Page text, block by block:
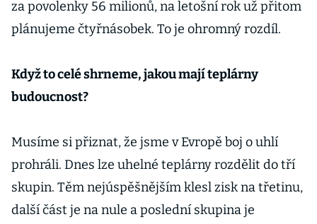
za povolenky 56 milionů, na letošní rok už přitom
plánujeme čtyřnásobek. To je ohromný rozdíl.
Když to celé shrneme, jakou mají teplárny
budoucnost?
Musíme si přiznat, že jsme v Evropě boj o uhlí
prohráli. Dnes lze uhelné teplárny rozdělit do tří
skupin. Těm nejúspěšnějším klesl zisk na třetinu,
další část je na nule a poslední skupina je